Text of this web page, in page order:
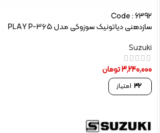
Code : 6392
سازدهنی دیاتونیک سوزوکی مدل PLAY P-365
Suzuki
3,240,000تومان
32 امتیاز